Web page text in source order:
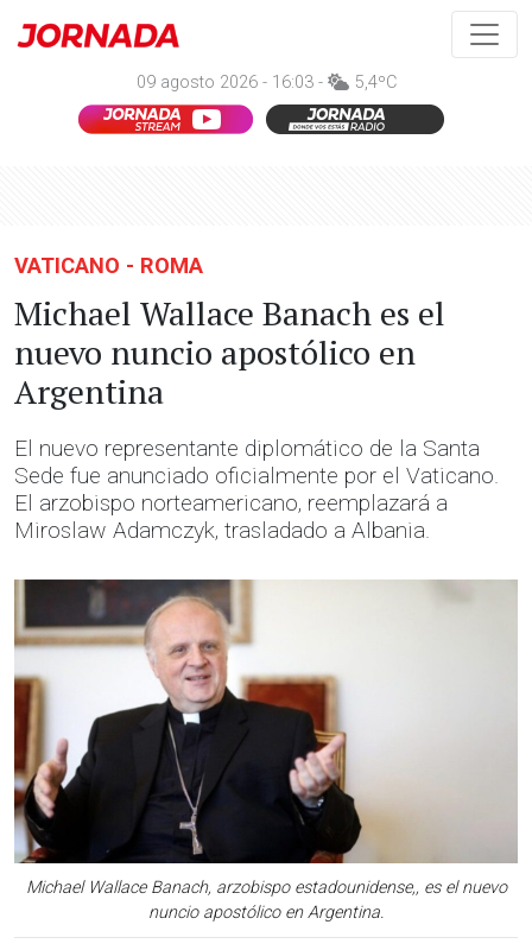
09 agosto 2026 - 16:03 - 5,4ºC
VATICANO - ROMA
Michael Wallace Banach es el
nuevo nuncio apostólico en
Argentina
El nuevo representante diplomático de la Santa
Sede fue anunciado oficialmente por el Vaticano.
El arzobispo norteamericano, reemplazará a
Miroslaw Adamczyk, trasladado a Albania.
Michael Wallace Banach, arzobispo estadounidense,, es el nuevo
nuncio apostólico en Argentina.